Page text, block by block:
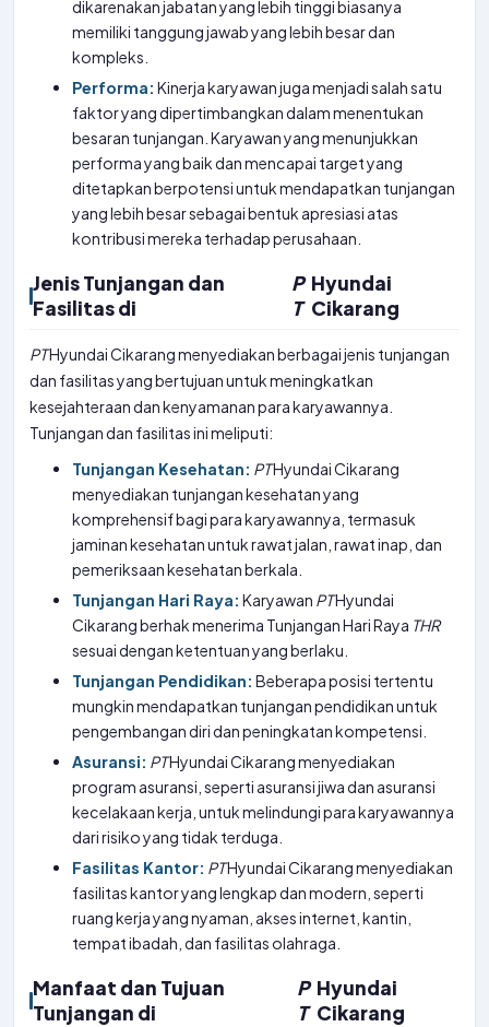
dikarenakan jabatan yang lebih tinggi biasanya
memiliki tanggung jawab yang lebih besar dan
kompleks.
Performa: Kinerja karyawan juga menjadi salah satu
faktor yang dipertimbangkan dalam menentukan
besaran tunjangan. Karyawan yang menunjukkan
performa yang baik dan mencapai target yang
ditetapkan berpotensi untuk mendapatkan tunjangan
yang lebih besar sebagai bentuk apresiasi atas
kontribusi mereka terhadap perusahaan.
Jenis Tunjangan dan
Fasilitas di
P
T
Hyundai
Cikarang
PTHyundai Cikarang menyediakan berbagai jenis tunjangan
dan fasilitas yang bertujuan untuk meningkatkan
kesejahteraan dan kenyamanan para karyawannya.
Tunjangan dan fasilitas ini meliputi:
Tunjangan Kesehatan: PTHyundai Cikarang
menyediakan tunjangan kesehatan yang
komprehensif bagi para karyawannya, termasuk
jaminan kesehatan untuk rawat jalan, rawat inap, dan
pemeriksaan kesehatan berkala.
Tunjangan Hari Raya: Karyawan PTHyundai
Cikarang berhak menerima Tunjangan Hari Raya THR
sesuai dengan ketentuan yang berlaku.
Tunjangan Pendidikan: Beberapa posisi tertentu
mungkin mendapatkan tunjangan pendidikan untuk
pengembangan diri dan peningkatan kompetensi.
Asuransi: PTHyundai Cikarang menyediakan
program asuransi, seperti asuransi jiwa dan asuransi
kecelakaan kerja, untuk melindungi para karyawannya
dari risiko yang tidak terduga.
Fasilitas Kantor: PTHyundai Cikarang menyediakan
fasilitas kantor yang lengkap dan modern, seperti
ruang kerja yang nyaman, akses internet, kantin,
tempat ibadah, dan fasilitas olahraga.
Manfaat dan Tujuan
Tunjangan di
P
T
Hyundai
Cikarang